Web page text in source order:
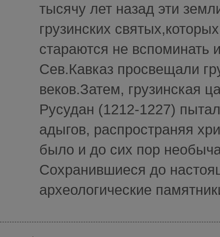
тысячу лет назад эти
грузинских
стараются не вспоминать
Сев.Кавказ просвещали
веков.Затем, грузинская
Русудан (1212-1227)
адыгов, распространяя
было и до сих пор
Сохранившиеся до
археологические